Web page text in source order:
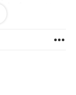
même cette
vous